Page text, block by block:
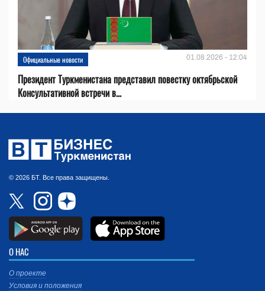
Официальные новости 01.08.2026 - 12:04
Президент Туркменистана представил повестку октябрьской
Консультативной встречи в...
© 2026 БТ. Все права защищены.
О НАС
О проекте
Условия и положения